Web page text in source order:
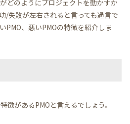
どのようにプロジェクトを動かすか
/失敗が左右されると言っても過言で
PMO、悪いPMOの特徴を紹介しま
徴があるPMOと言えるでしょう。